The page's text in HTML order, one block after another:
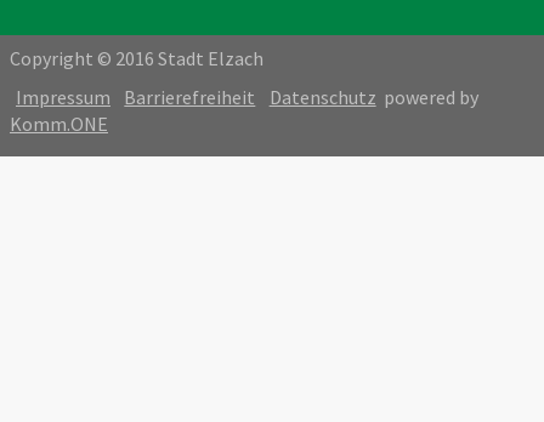
Copyright © 2016 Stadt Elzach
Impressum
Barrierefreiheit Datenschutz powered by
Komm.ONE